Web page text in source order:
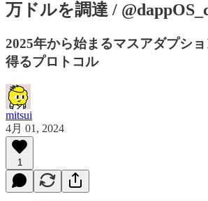
万ドルを調達 /
2025年から始まるマスアダプシ
得るプロトコル
mitsui
4月 01, 2024
1